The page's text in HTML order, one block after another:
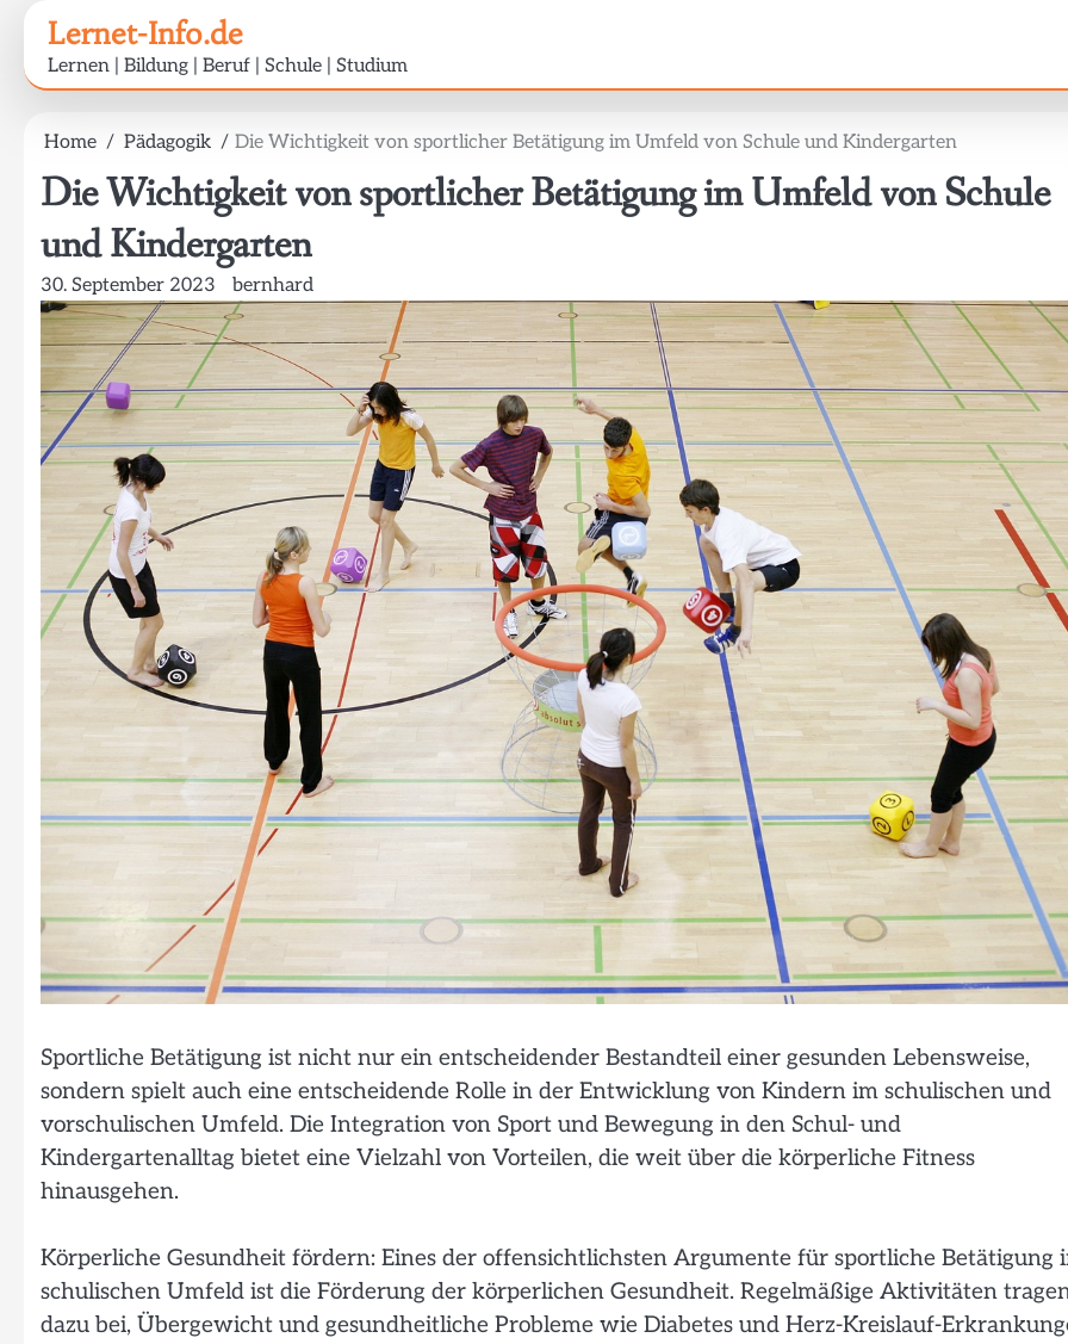
content
Lernet-Info.de
Lernen | Bildung | Beruf | Schule | Studium
Home Pädagogik Die Wichtigkeit von sportlicher Betätigung im Umfeld von Schule und Kindergarten
Die Wichtigkeit von sportlicher Betätigung im Umfeld von Schule
und Kindergarten
30. September 2023 bernhard
Sportliche Betätigung ist nicht nur ein entscheidender Bestandteil einer gesunden Lebensweise,
sondern spielt auch eine entscheidende Rolle in der Entwicklung von Kindern im schulischen und
vorschulischen Umfeld. Die Integration von Sport und Bewegung in den Schul- und
Kindergartenalltag bietet eine Vielzahl von Vorteilen, die weit über die körperliche Fitness
hinausgehen.
Körperliche Gesundheit fördern: Eines der offensichtlichsten Argumente für sportliche Betätigung
schulischen Umfeld ist die Förderung der körperlichen Gesundheit. Regelmäßige Aktivitäten
dazu bei, Übergewicht und gesundheitliche Probleme wie Diabetes und Herz-Kreislauf-